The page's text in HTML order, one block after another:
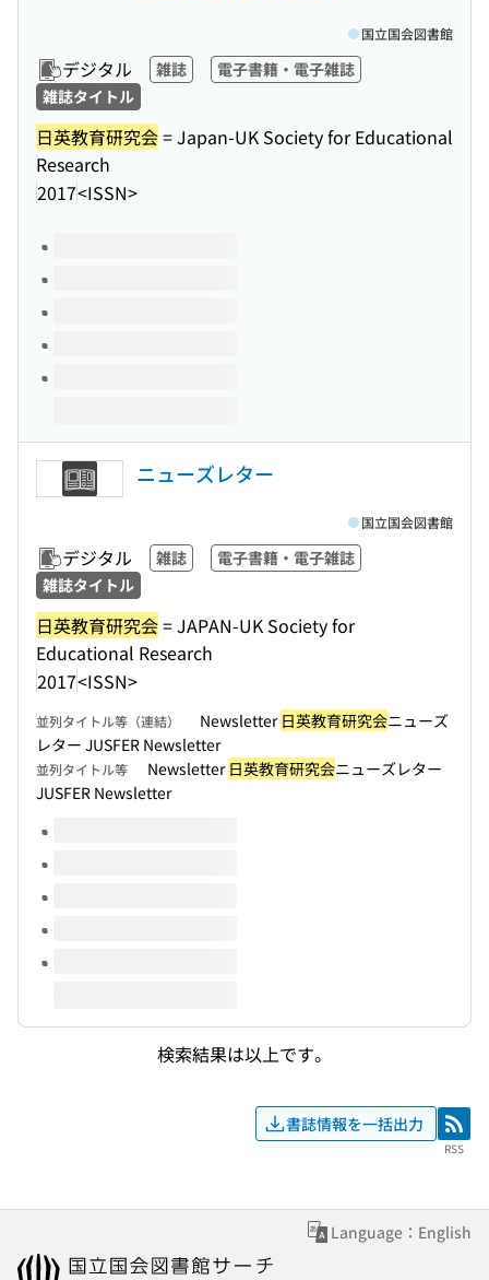
デジタル 雑誌
電子書籍・電子雑誌
雑誌タイトル
日英教育研究会= Japan-UK Society for Educational
Research
2017<ISSN>
国立国会図書館
このタイトルの巻号
ニューズレター
デジタル 雑誌
電子書籍・電子雑誌
雑誌タイトル
日英教育研究会= JAPAN-UK Society for
Educational Research
2017<ISSN>
国立国会図書館
並列タイトル等（連結） Newsletter 日英教育研究会ニューズ
レター JUSFER Newsletter
並列タイトル等 Newsletter 日英教育研究会ニューズレター
JUSFER Newsletter
このタイトルの巻号
検索結果は以上です。
書誌情報を一括出力 RSS
RSS
Language：English